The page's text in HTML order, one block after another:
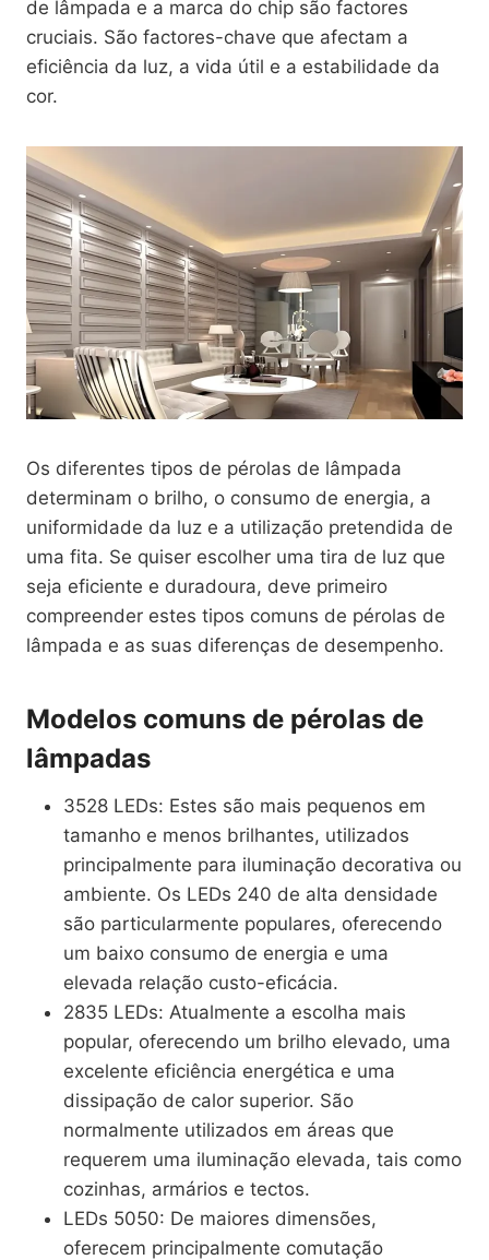
de lâmpada e a marca do chip são factores
cruciais. São factores-chave que afectam a
eficiência da luz, a vida útil e a estabilidade da
cor.
Os diferentes tipos de pérolas de lâmpada
determinam o brilho, o consumo de energia, a
uniformidade da luz e a utilização pretendida de
uma fita. Se quiser escolher uma tira de luz que
seja eficiente e duradoura, deve primeiro
compreender estes tipos comuns de pérolas de
lâmpada e as suas diferenças de desempenho.
Modelos comuns de pérolas de
lâmpadas
3528 LEDs: Estes são mais pequenos em
tamanho e menos brilhantes, utilizados
principalmente para iluminação decorativa ou
ambiente. Os LEDs 240 de alta densidade
são particularmente populares, oferecendo
um baixo consumo de energia e uma
elevada relação custo-eficácia.
2835 LEDs: Atualmente a escolha mais
popular, oferecendo um brilho elevado, uma
excelente eficiência energética e uma
dissipação de calor superior. São
normalmente utilizados em áreas que
requerem uma iluminação elevada, tais como
cozinhas, armários e tectos.
LEDs 5050: De maiores dimensões,
oferecem principalmente comutação